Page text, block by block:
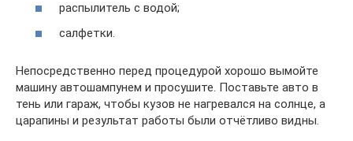
распылитель с водой;
салфетки.
Непосредственно перед процедурой хорошо вымойте
машину автошампунем и просушите. Поставьте авто в
тень или гараж, чтобы кузов не нагревался на солнце, а
царапины и результат работы были отчётливо видны.